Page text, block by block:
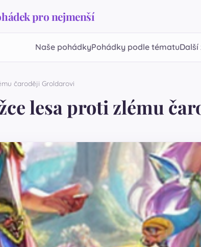
pro nejmenší
Naše pohádkyPohádky podle tématuDalší
čaroději Groldarovi
lesa proti zlému